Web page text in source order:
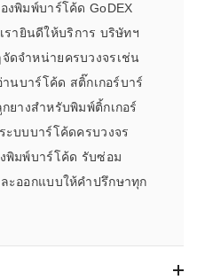
งพิมพ์บาร์โค้ด GoDEX
รายินดีให้บริการ บริษัทฯ
ดจำหน่ายครบวงจรเช่น
นบาร์โค้ด สติ๊กเกอร์บาร์
ยางสำหรับพิมพ์ติ้กเกอร์
ะบบบาร์โค้ดครบวงจร
พิมพ์บาร์โค้ด รับซ่อม
ะออกแบบให้คำปรึกษาทุก